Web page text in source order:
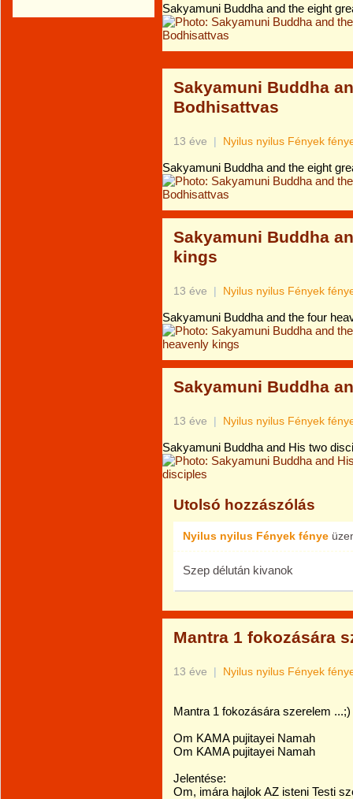
Sakyamuni Buddha and the eight
Sakyamuni Buddha
Bodhisattvas
13 éve | Nyilus nyilus Fények
Sakyamuni Buddha and the eight
Sakyamuni Buddha
kings
13 éve | Nyilus nyilus Fények
Sakyamuni Buddha and the four
Sakyamuni Buddha
13 éve | Nyilus nyilus Fények
Sakyamuni Buddha and His two
Utolsó hozzászólás
Nyilus nyilus Fények fénye
Szep délután kivanok
Mantra 1 fokozására
13 éve | Nyilus nyilus Fények
Mantra 1 fokozására szerelem ...;)
Om KAMA pujitayei Namah
Om KAMA pujitayei Namah
Jelentése:
Om, imára hajlok AZ isteni Testi